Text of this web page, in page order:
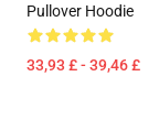
Pullover Hoodie
33,93 £ - 39,46 £